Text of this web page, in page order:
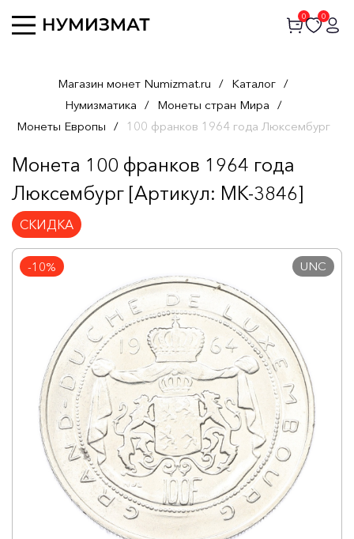
0 0
Магазин монет Numizmat.ru / Каталог /
Нумизматика / Монеты стран Мира /
Монеты Европы / 100 франков 1964 года Люксембург
Монета 100 франков 1964 года
Люксембург [Артикул: MK-3846]
СКИДКА
-10% UNC